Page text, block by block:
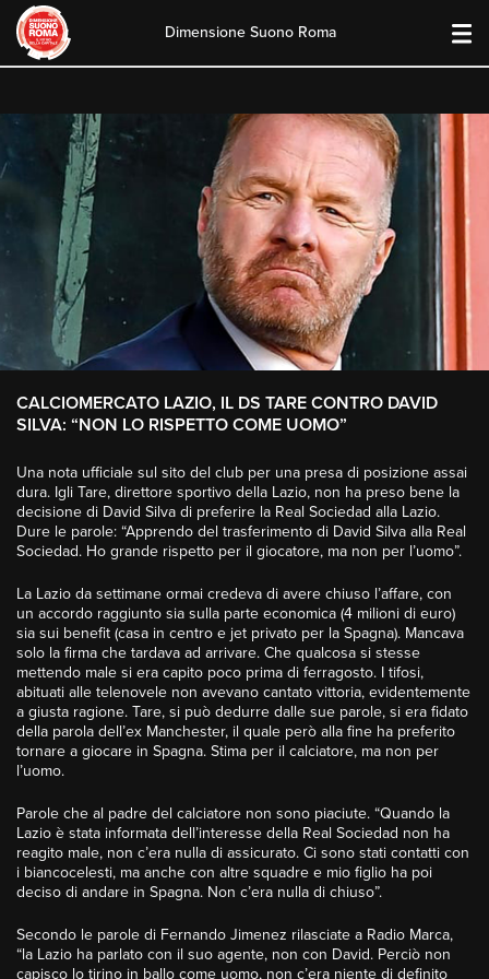
content
Dimensione Suono Roma
CALCIOMERCATO LAZIO, IL DS TARE CONTRO DAVID
SILVA: “NON LO RISPETTO COME UOMO”
Una nota ufficiale sul sito del club per una presa di posizione assai
dura. Igli Tare, direttore sportivo della Lazio, non ha preso bene la
decisione di David Silva di preferire la Real Sociedad alla Lazio.
Dure le parole: “Apprendo del trasferimento di David Silva alla Real
Sociedad. Ho grande rispetto per il giocatore, ma non per l’uomo”.
La Lazio da settimane ormai credeva di avere chiuso l’affare, con
un accordo raggiunto sia sulla parte economica (4 milioni di euro)
sia sui benefit (casa in centro e jet privato per la Spagna). Mancava
solo la firma che tardava ad arrivare. Che qualcosa si stesse
mettendo male si era capito poco prima di ferragosto. I tifosi,
abituati alle telenovele non avevano cantato vittoria, evidentemente
a giusta ragione. Tare, si può dedurre dalle sue parole, si era fidato
della parola dell’ex Manchester, il quale però alla fine ha preferito
tornare a giocare in Spagna. Stima per il calciatore, ma non per
l’uomo.
Parole che al padre del calciatore non sono piaciute. “Quando la
Lazio è stata informata dell’interesse della Real Sociedad non ha
reagito male, non c’era nulla di assicurato. Ci sono stati contatti con
i biancocelesti, ma anche con altre squadre e mio figlio ha poi
deciso di andare in Spagna. Non c’era nulla di chiuso”.
Secondo le parole di Fernando Jimenez rilasciate a Radio Marca,
“la Lazio ha parlato con il suo agente, non con David. Perciò non
capisco lo tirino in ballo come uomo, non c’era niente di definito